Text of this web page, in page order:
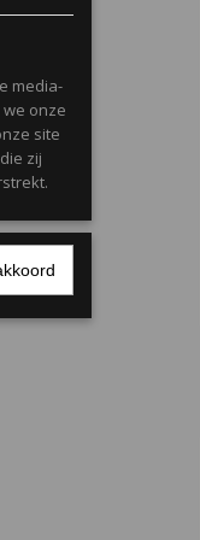
media-
onze
site
zij